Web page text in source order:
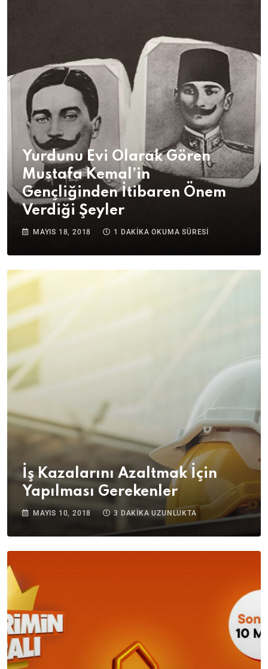
Yurdunu Evi Olarak Gören
Mustafa Kemal’in
Gençliğinden İtibaren Önem
Verdiği Şeyler
MAYIS 18, 2018 1 DAKİKA OKUMA SÜRESİ
İş Kazalarını Azaltmak İçin
Yapılması Gerekenler
MAYIS 10, 2018 3 DAKIKA UZUNLUKTA